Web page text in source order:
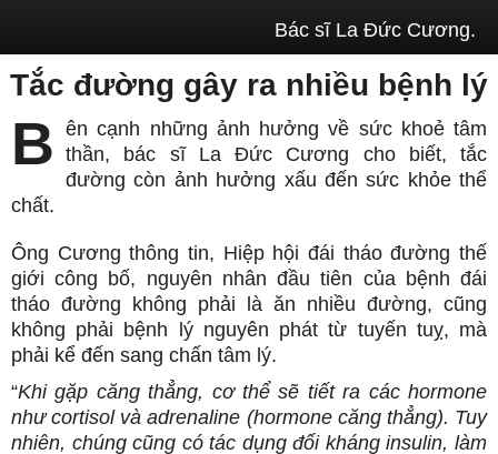
Bác sĩ La Đức Cương.
Tắc đường gây ra nhiều bệnh lý
B ên cạnh những ảnh hưởng về sức khoẻ tâm
thần, bác sĩ La Đức Cương cho biết, tắc
đường còn ảnh hưởng xấu đến sức khỏe thể
chất.
Ông Cương thông tin, Hiệp hội đái tháo đường thế
giới công bố, nguyên nhân đầu tiên của bệnh đái
tháo đường không phải là ăn nhiều đường, cũng
không phải bệnh lý nguyên phát từ tuyến tuỵ, mà
phải kể đến sang chấn tâm lý.
“Khi gặp căng thẳng, cơ thể sẽ tiết ra các hormone
như cortisol và adrenaline (hormone căng thẳng). Tuy
nhiên, chúng cũng có tác dụng đối kháng insulin, làm